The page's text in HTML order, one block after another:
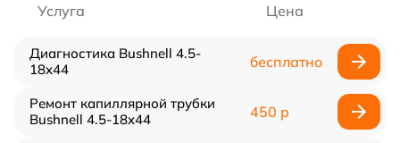
Услуга Цена
Диагностика Bushnell 4.5-
18x44
бесплатно
Ремонт капиллярной трубки
Bushnell 4.5-18x44
450 р